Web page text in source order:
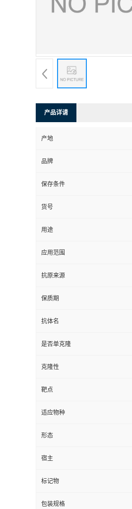
产品详请
产地
品牌
保存条件
货号
用途
应用范围
抗原来源
保质期
抗体名
是否单克隆
克隆性
靶点
适应物种
形态
宿主
标记物
包装规格